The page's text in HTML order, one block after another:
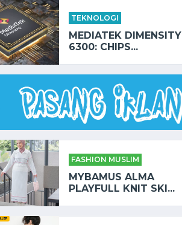
TEKNOLOGI
MEDIATEK DIMENSITY
6300: CHIPS...
FASHION MUSLIM
MYBAMUS ALMA
PLAYFULL KNIT SKI...